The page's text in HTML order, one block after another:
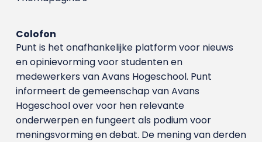
Colofon
Punt is het onafhankelijke platform voor nieuws
en opinievorming voor studenten en
medewerkers van Avans Hoge­school. Punt
informeert de gemeenschap van Avans
Hogeschool over voor hen relevante
onderwerpen en fungeert als podium voor
meningsvorming en debat. De mening van derden